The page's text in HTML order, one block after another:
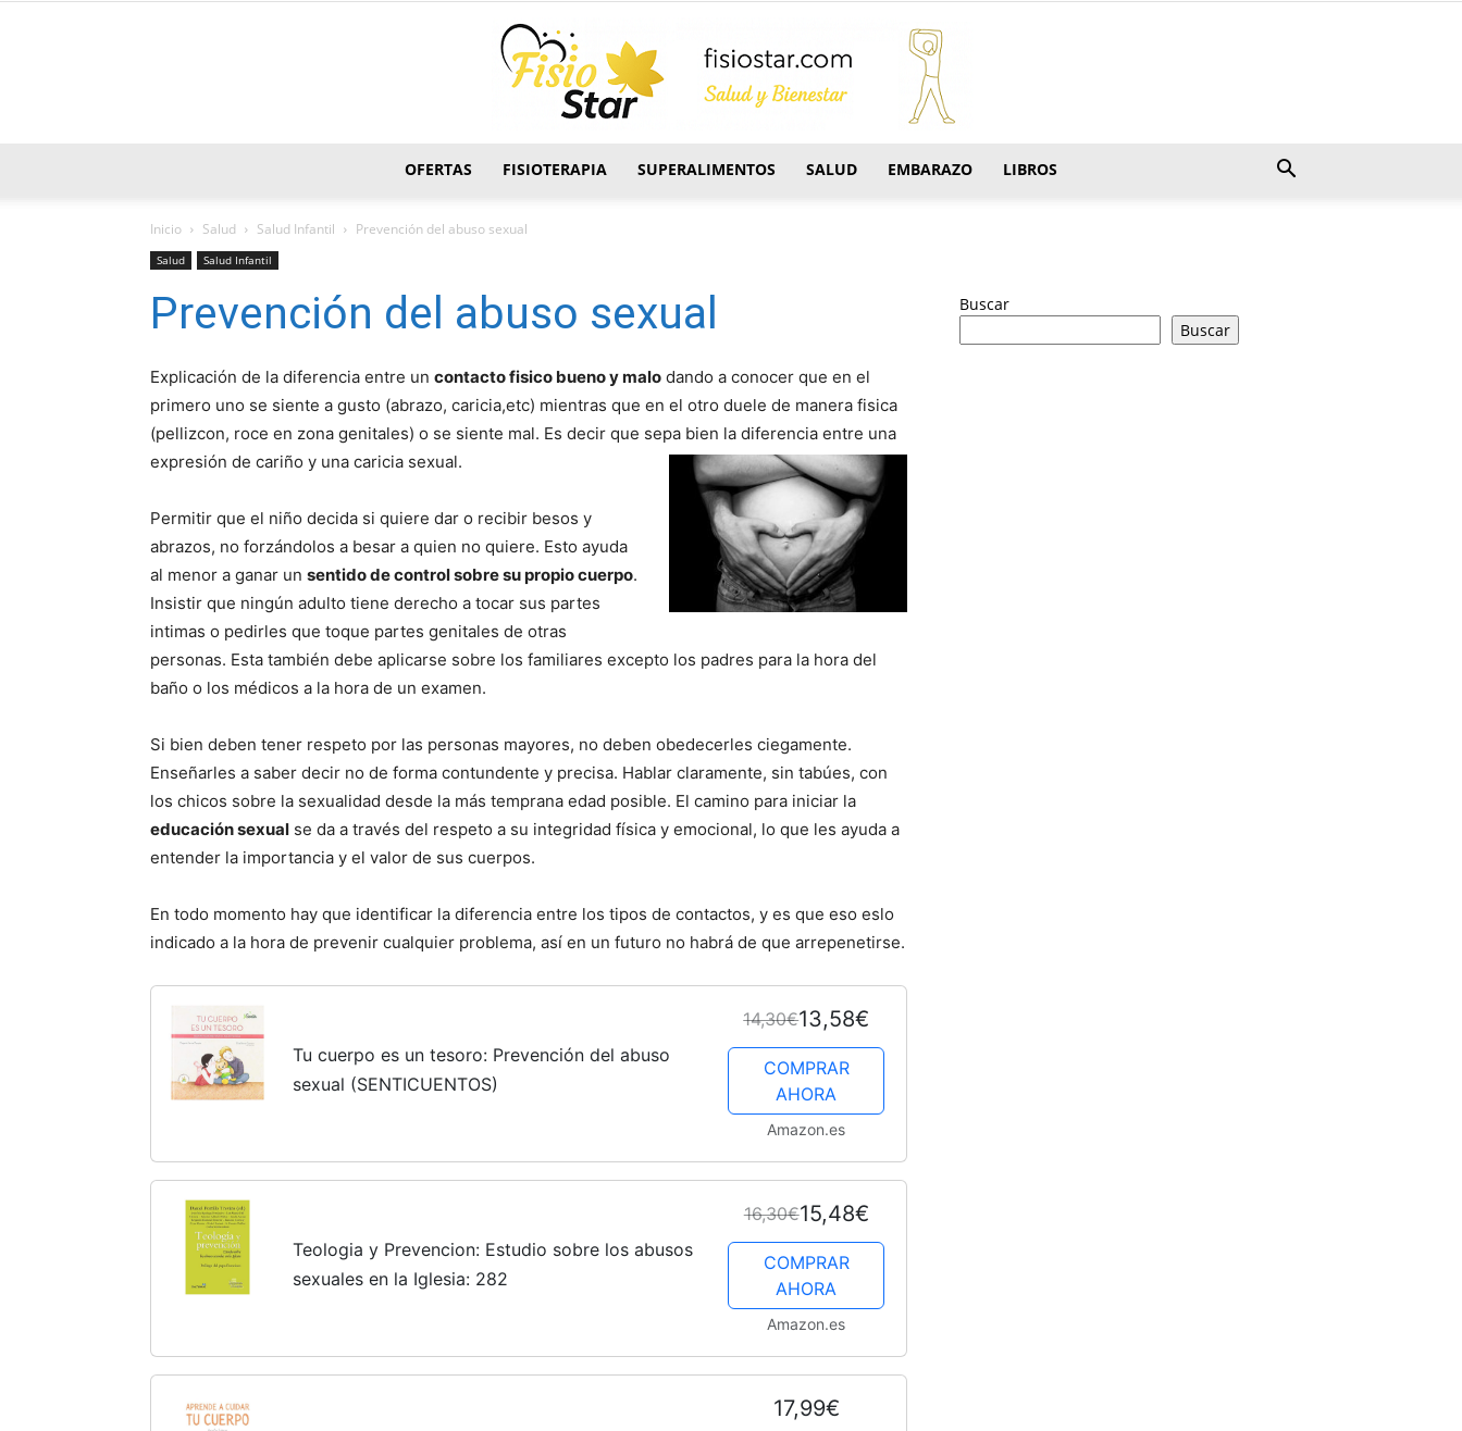
OFERTAS FISIOTERAPIA SUPERALIMENTOS SALUD EMBARAZO LIBROS
Inicio Salud Salud Infantil Prevención del abuso sexual
Salud Salud Infantil
Prevención del abuso sexual
Explicación de la diferencia entre un contacto fisico bueno y malo dando a conocer que en el
primero uno se siente a gusto (abrazo, caricia,etc) mientras que en el otro duele de manera fisica
(pellizcon, roce en zona genitales) o se siente mal. Es decir que sepa bien la diferencia entre una
expresión de cariño y una caricia sexual.
Permitir que el niño decida si quiere dar o recibir besos y
abrazos, no forzándolos a besar a quien no quiere. Esto ayuda
al menor a ganar un sentido de control sobre su propio cuerpo.
Insistir que ningún adulto tiene derecho a tocar sus partes
intimas o pedirles que toque partes genitales de otras
personas. Esta también debe aplicarse sobre los familiares excepto los padres para la hora del
baño o los médicos a la hora de un examen.
Si bien deben tener respeto por las personas mayores, no deben obedecerles ciegamente.
Enseñarles a saber decir no de forma contundente y precisa. Hablar claramente, sin tabúes, con
los chicos sobre la sexualidad desde la más temprana edad posible. El camino para iniciar la
educación sexual se da a través del respeto a su integridad fí­sica y emocional, lo que les ayuda a
entender la importancia y el valor de sus cuerpos.
En todo momento hay que identificar la diferencia entre los tipos de contactos, y es que eso eslo
indicado a la hora de prevenir cualquier problema, así­ en un futuro no habrá de que arrepenetirse.
Tu cuerpo es un tesoro: Prevención del abuso
sexual (SENTICUENTOS)
14,30€13,58€
COMPRAR
AHORA
Amazon.es
Teologia y Prevencion: Estudio sobre los abusos
sexuales en la Iglesia: 282
16,30€15,48€
COMPRAR
AHORA
Amazon.es
17,99€
Buscar
Buscar